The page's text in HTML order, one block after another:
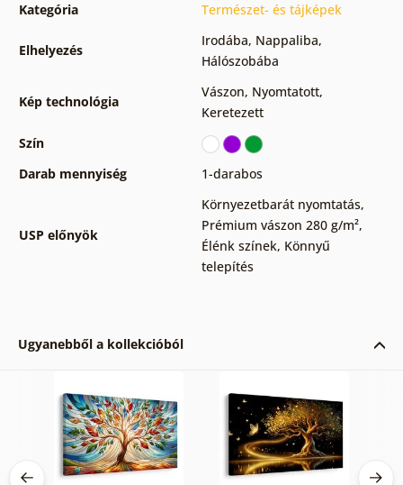
Kategória Természet- és tájképek
Elhelyezés
Irodába, Nappaliba,
Hálószobába
Kép technológia
Vászon, Nyomtatott,
Keretezett
Szín
Darab mennyiség
1-darabos
USP előnyök
Környezetbarát nyomtatás,
Prémium vászon 280 g/m²,
Élénk színek, Könnyű
telepítés
Ugyanebből a kollekcióból